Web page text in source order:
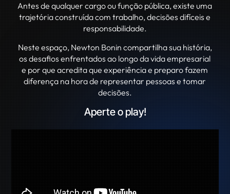
Antes de qualquer cargo ou função pública, existe uma
trajetória construída com trabalho, decisões difíceis e
responsabilidade.
Neste espaço, Newton Bonin compartilha sua história,
os desafios enfrentados ao longo da vida empresarial
e por que acredita que experiência e preparo fazem
diferença na hora de representar pessoas e tomar
decisões.
Aperte o play!